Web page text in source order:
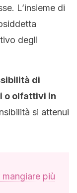
L’insieme di
degli
di
o olfattivi in
si attenui
più